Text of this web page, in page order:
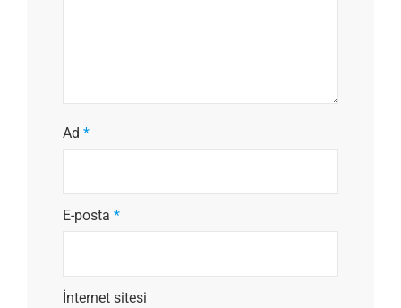
Ad *
E-posta *
İnternet sitesi